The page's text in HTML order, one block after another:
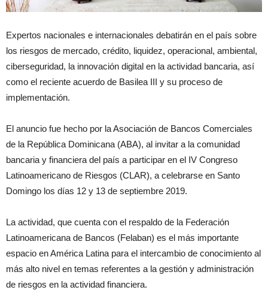
Expertos nacionales e internacionales debatirán en el país sobre
los riesgos de mercado, crédito, liquidez, operacional, ambiental,
ciberseguridad, la innovación digital en la actividad bancaria, así
como el reciente acuerdo de Basilea III y su proceso de
implementación.
El anuncio fue hecho por la Asociación de Bancos Comerciales
de la República Dominicana (ABA), al invitar a la comunidad
bancaria y financiera del país a participar en el IV Congreso
Latinoamericano de Riesgos (CLAR), a celebrarse en Santo
Domingo los días 12 y 13 de septiembre 2019.
La actividad, que cuenta con el respaldo de la Federación
Latinoamericana de Bancos (Felaban) es el más importante
espacio en América Latina para el intercambio de conocimiento al
más alto nivel en temas referentes a la gestión y administración
de riesgos en la actividad financiera.